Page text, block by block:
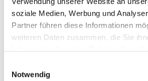
soziale Medien, Werbung und
Partner führen diese Informationen
weiteren Daten zusammen, die Sie
haben oder die sie im Rahmen Ihrer
Notwendig